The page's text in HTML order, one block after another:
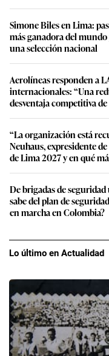
Simone Biles en Lima:
más ganadora del
una selección nacional
Aerolíneas responden a
internacionales: “Una
desventaja competitiva
“La organización está
Neuhaus, expresidente
de Lima 2027 y en qué
De brigadas de
sabe del plan de
en marcha en Colombia?
Lo último en Actualidad